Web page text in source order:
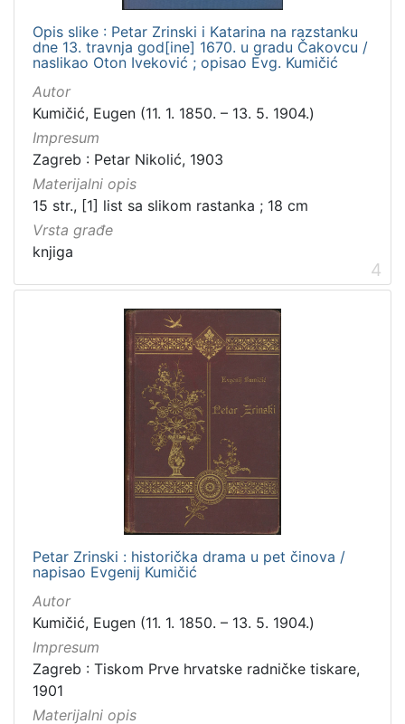
Opis slike : Petar Zrinski i Katarina na razstanku
dne 13. travnja god[ine] 1670. u gradu Čakovcu /
naslikao Oton Iveković ; opisao Evg. Kumičić
Autor
Kumičić, Eugen (11. 1. 1850. – 13. 5. 1904.)
Impresum
Zagreb : Petar Nikolić, 1903
Materijalni opis
15 str., [1] list sa slikom rastanka ; 18 cm
Vrsta građe
knjiga
4
Petar Zrinski : historička drama u pet činova /
napisao Evgenij Kumičić
Autor
Kumičić, Eugen (11. 1. 1850. – 13. 5. 1904.)
Impresum
Zagreb : Tiskom Prve hrvatske radničke tiskare,
1901
Materijalni opis